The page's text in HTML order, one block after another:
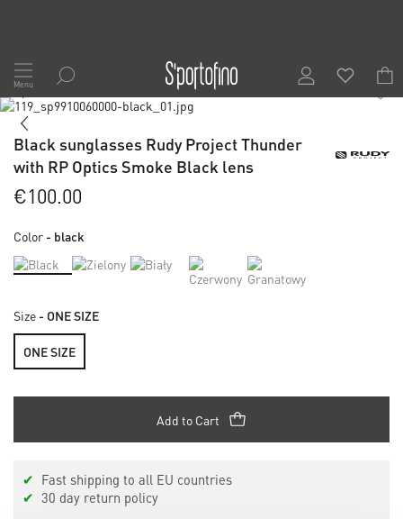
Skip
to
Content
Menu
Skip
the
end
the
images
1/6
Skip
the
beginning
the
gallery
Black sunglasses Rudy Project Thunder
with RP Optics Smoke Black lens
€100.00
Color - black
Size - ONE SIZE
ONE SIZE
Add to Cart
✔
Fast shipping to all EU countries
✔ 30 day return policy